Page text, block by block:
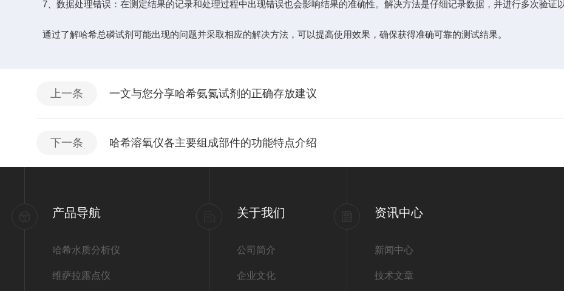
7、数据处理错误：在测定结果的记录和处理过程中出现错误也会影响结果的准确性。解决方法是仔细记录数据，并进行多次验证以
通过了解哈希总磷试剂可能出现的问题并采取相应的解决方法，可以提高使用效果，确保获得准确可靠的测试结果。
上一条 一文与您分享哈希氨氮试剂的正确存放建议
下一条 哈希溶氧仪各主要组成部件的功能特点介绍
产品导航
哈希水质分析仪
维萨拉露点仪
关于我们
公司简介
企业文化
资讯中心
新闻中心
技术文章